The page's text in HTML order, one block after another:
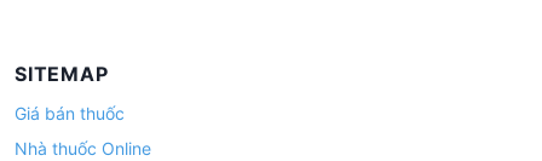
SITEMAP
Giá bán thuốc
Nhà thuốc Online